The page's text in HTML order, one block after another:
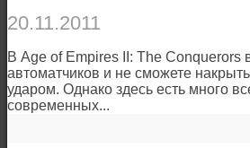
20.11.2011
В Age of Empires II: The Conquerors
автоматчиков и не сможете
ударом. Однако здесь есть много
современных...